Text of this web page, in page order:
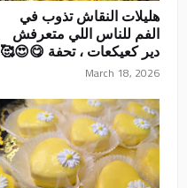
هليلات النقاش تذوب في
الفم للناس اللي متعرفش
دير كعيكعات ، تحفة 😋😍🥰
March 18, 2026